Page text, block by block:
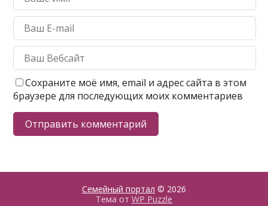
Сохраните моё имя, email и адрес сайта в этом
браузере для последующих моих комментариев
Семейный портал © 2026
Тема от WP Puzzle